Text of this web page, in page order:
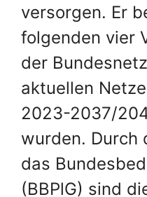
versorgen. Er
folgenden vier
der
aktuellen
2023-2037/
wurden. Durch
das
(BBPlG) sind